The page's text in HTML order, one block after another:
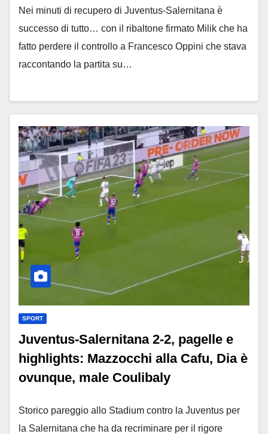
Nei minuti di recupero di Juventus-Salernitana è
successo di tutto… con il ribaltone firmato Milik che ha
fatto perdere il controllo a Francesco Oppini che stava
raccontando la partita su…
SPORT
Juventus-Salernitana 2-2, pagelle e
highlights: Mazzocchi alla Cafu, Dia è
ovunque, male Coulibaly
Storico pareggio allo Stadium contro la Juventus per
la Salernitana che ha da recriminare per il rigore